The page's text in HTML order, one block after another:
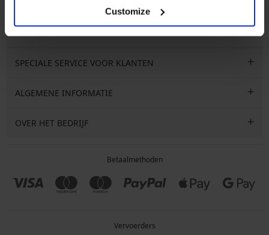
Customize
SPECIALE SERVICE VOOR KLANTEN
ALGEMENE INFORMATIE
OVER HET BEDRIJF
Betaalmethoden
Vervoerders